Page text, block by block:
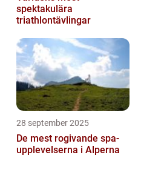
spektakulära
triathlontävlingar
28 september 2025
De mest rogivande spa-
upplevelserna i Alperna